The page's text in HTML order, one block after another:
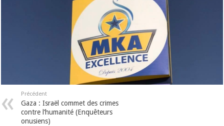
Précédent
Gaza : Israël commet des crimes
contre l’humanité (Enquêteurs
onusiens)